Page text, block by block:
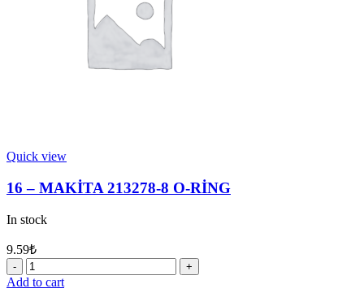
Quick view
16 – MAKİTA 213278-8 O-RİNG
In stock
9.59₺
16
-
Add to cart